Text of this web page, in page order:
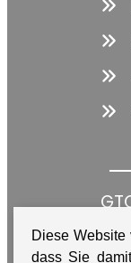
Diese
dass Sie